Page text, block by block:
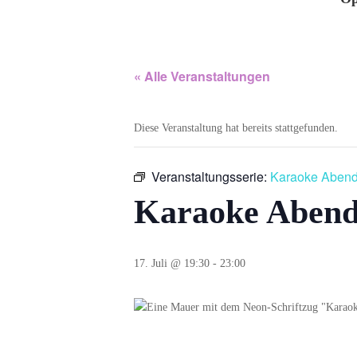
« Alle Veranstaltungen
Diese Veranstaltung hat bereits stattgefunden.
Veranstaltungsserie: Karaoke
Karaoke
17. Juli @ 19:30 - 23:00